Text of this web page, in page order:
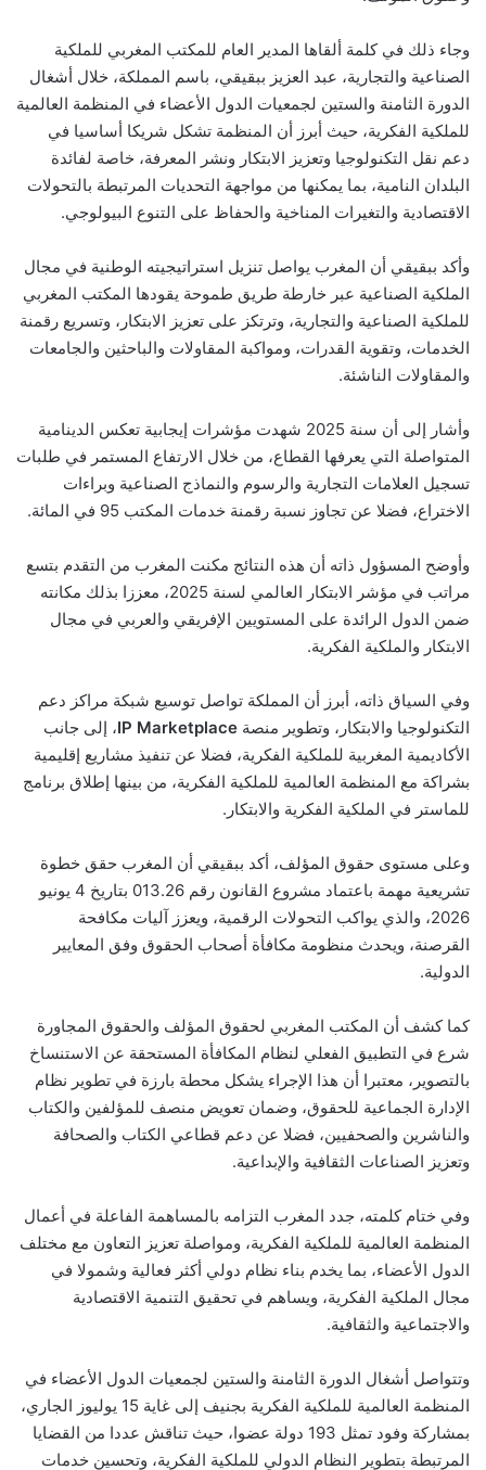
وجاء ذلك في كلمة ألقاها المدير العام للمكتب المغربي للملكية
الصناعية والتجارية، عبد العزيز ببقيقي، باسم المملكة، خلال أشغال
الدورة الثامنة والستين لجمعيات الدول الأعضاء في المنظمة العالمية
للملكية الفكرية، حيث أبرز أن المنظمة تشكل شريكا أساسيا في
دعم نقل التكنولوجيا وتعزيز الابتكار ونشر المعرفة، خاصة لفائدة
البلدان النامية، بما يمكنها من مواجهة التحديات المرتبطة بالتحولات
الاقتصادية والتغيرات المناخية والحفاظ على التنوع البيولوجي.
وأكد ببقيقي أن المغرب يواصل تنزيل استراتيجيته الوطنية في مجال
الملكية الصناعية عبر خارطة طريق طموحة يقودها المكتب المغربي
للملكية الصناعية والتجارية، وترتكز على تعزيز الابتكار، وتسريع رقمنة
الخدمات، وتقوية القدرات، ومواكبة المقاولات والباحثين والجامعات
والمقاولات الناشئة.
وأشار إلى أن سنة 2025 شهدت مؤشرات إيجابية تعكس الدينامية
المتواصلة التي يعرفها القطاع، من خلال الارتفاع المستمر في طلبات
تسجيل العلامات التجارية والرسوم والنماذج الصناعية وبراءات
الاختراع، فضلا عن تجاوز نسبة رقمنة خدمات المكتب 95 في المائة.
وأوضح المسؤول ذاته أن هذه النتائج مكنت المغرب من التقدم بتسع
مراتب في مؤشر الابتكار العالمي لسنة 2025، معززا بذلك مكانته
ضمن الدول الرائدة على المستويين الإفريقي والعربي في مجال
الابتكار والملكية الفكرية.
وفي السياق ذاته، أبرز أن المملكة تواصل توسيع شبكة مراكز دعم
التكنولوجيا والابتكار، وتطوير منصة IP Marketplace، إلى جانب
الأكاديمية المغربية للملكية الفكرية، فضلا عن تنفيذ مشاريع إقليمية
بشراكة مع المنظمة العالمية للملكية الفكرية، من بينها إطلاق برنامج
للماستر في الملكية الفكرية والابتكار.
وعلى مستوى حقوق المؤلف، أكد ببقيقي أن المغرب حقق خطوة
تشريعية مهمة باعتماد مشروع القانون رقم 013.26 بتاريخ 4 يونيو
2026، والذي يواكب التحولات الرقمية، ويعزز آليات مكافحة
القرصنة، ويحدث منظومة مكافأة أصحاب الحقوق وفق المعايير
الدولية.
كما كشف أن المكتب المغربي لحقوق المؤلف والحقوق المجاورة
شرع في التطبيق الفعلي لنظام المكافأة المستحقة عن الاستنساخ
بالتصوير، معتبرا أن هذا الإجراء يشكل محطة بارزة في تطوير نظام
الإدارة الجماعية للحقوق، وضمان تعويض منصف للمؤلفين والكتاب
والناشرين والصحفيين، فضلا عن دعم قطاعي الكتاب والصحافة
وتعزيز الصناعات الثقافية والإبداعية.
وفي ختام كلمته، جدد المغرب التزامه بالمساهمة الفاعلة في أعمال
المنظمة العالمية للملكية الفكرية، ومواصلة تعزيز التعاون مع مختلف
الدول الأعضاء، بما يخدم بناء نظام دولي أكثر فعالية وشمولا في
مجال الملكية الفكرية، ويساهم في تحقيق التنمية الاقتصادية
والاجتماعية والثقافية.
وتتواصل أشغال الدورة الثامنة والستين لجمعيات الدول الأعضاء في
المنظمة العالمية للملكية الفكرية بجنيف إلى غاية 15 يوليوز الجاري،
بمشاركة وفود تمثل 193 دولة عضوا، حيث تناقش عددا من القضايا
المرتبطة بتطوير النظام الدولي للملكية الفكرية، وتحسين خدمات